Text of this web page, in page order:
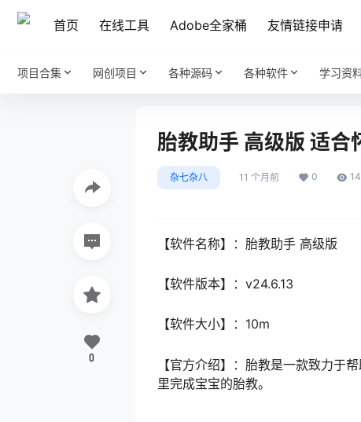
首页 在线工具 Adobe全家桶 友情链接申请
项目合集 网创项目 各种源码 各种软件 学习资
胎教助手 高级版 适
杂七杂八 11 个月前 0 14
【软件名称】：胎教助手 高级版
【软件版本】：v24.6.13
【软件大小】：10m
【官方介绍】：胎教是一款致力于
里完成宝宝的胎教。
0